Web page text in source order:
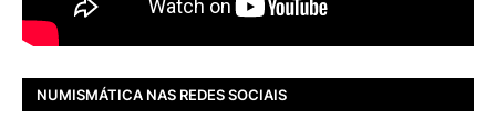
NUMISMÁTICA NAS REDES SOCIAIS